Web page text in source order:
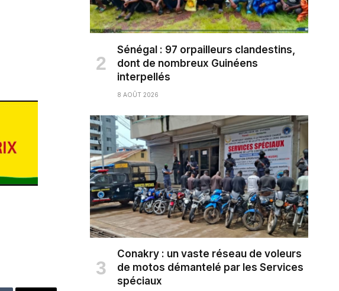
Sénégal : 97 orpailleurs clandestins,
dont de nombreux Guinéens
interpellés
8 AOÛT 2026
Conakry : un vaste réseau de voleurs
de motos démantelé par les Services
spéciaux